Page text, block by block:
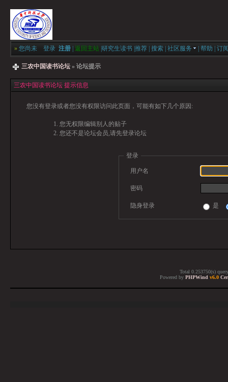
» 您尚未 登录 注册 返回主站 研究生读书 推荐 搜索 社区服务 帮助 订
三农中国读书论坛 » 论坛提示
三农中国读书论坛 提示信息
您没有登录或者您没有权限访问此页面，可能有如下几个原因:
您无权限编辑别人的贴子
您还不是论坛会员,请先登录论坛
登录
用户名
密码
隐身登录 是
Total 0.253750(s)
Powered by PHPWind v6.0